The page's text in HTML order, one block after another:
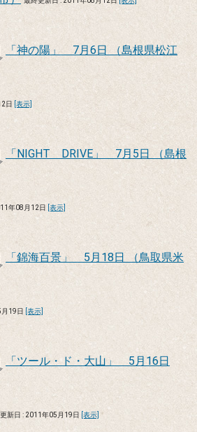
「神の陽」 7月6日 （島根県松江
日 [表示]
「NIGHT DRIVE」 7月5日 （島根
年08月12日 [表示]
「錦海百景」 5月18日 （鳥取県米
19日 [表示]
「ツール・ド・大山」 5月16日
新日 : 2011年05月19日 [表示]